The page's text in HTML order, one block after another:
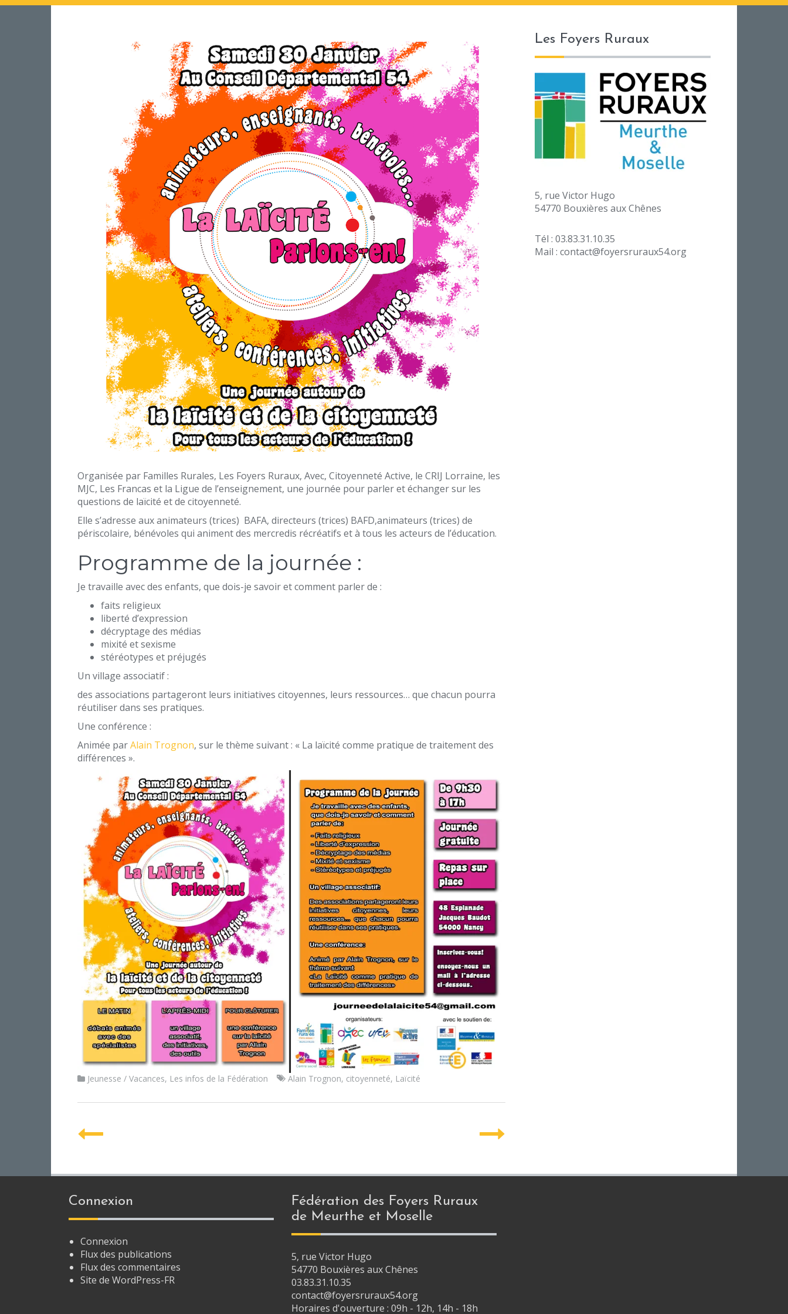
Organisée par Familles Rurales, Les Foyers Ruraux, Avec, Citoyenneté Active, le CRIJ Lorraine, les
MJC, Les Francas et la Ligue de l’enseignement, une journée pour parler et échanger sur les
questions de laïcité et de citoyenneté.
Elle s’adresse aux animateurs (trices) BAFA, directeurs (trices) BAFD,animateurs (trices) de
périscolaire, bénévoles qui animent des mercredis récréatifs et à tous les acteurs de l’éducation.
Programme de la journée :
Je travaille avec des enfants, que dois-je savoir et comment parler de :
faits religieux
liberté d’expression
décryptage des médias
mixité et sexisme
stéréotypes et préjugés
Un village associatif :
des associations partageront leurs initiatives citoyennes, leurs ressources… que chacun pourra
réutiliser dans ses pratiques.
Une conférence :
Animée parAlain Trognon, sur le thème suivant : « La laïcité comme pratique de traitement des
différences ».
Jeunesse / Vacances, Les infos de la Fédération Alain Trognon, citoyenneté, Laïcité
P
s
t
n
a
v
i
Les Foyers Ruraux
5, rue Victor Hugo
54770 Bouxières aux Chênes
Tél : 03.83.31.10.35
Mail : contact@foyersruraux54.org
Connexion
Connexion
Flux des publications
Flux des commentaires
Site de WordPress-FR
Fédération des Foyers Ruraux
de Meurthe et Moselle
5, rue Victor Hugo
54770 Bouxières aux Chênes
03.83.31.10.35
contact@foyersruraux54.org
Horaires d'ouverture : 09h - 12h, 14h - 18h